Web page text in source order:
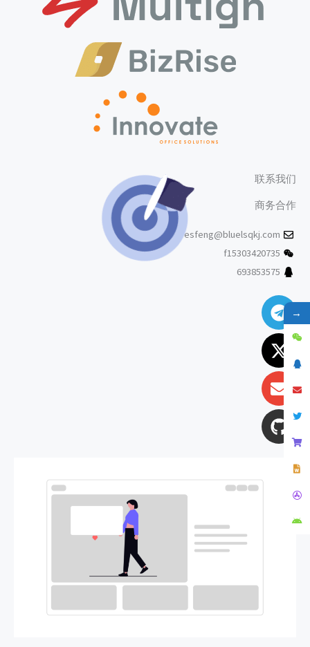
联系我们
商务合作
ivesfeng@bluelsqkj.com
f15303420735
693853575
Telegram
X-
twitter
Envelope
Github →